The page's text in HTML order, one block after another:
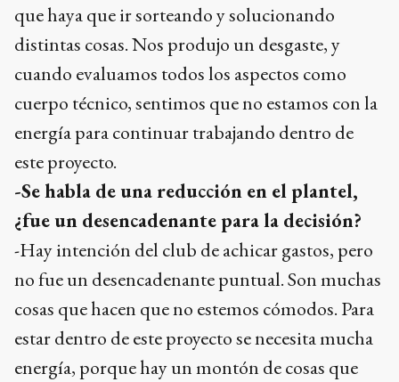
que haya que ir sorteando y solucionando
distintas cosas. Nos produjo un desgaste, y
cuando evaluamos todos los aspectos como
cuerpo técnico, sentimos que no estamos con la
energía para continuar trabajando dentro de
este proyecto.
-Se habla de una reducción en el plantel,
¿fue un desencadenante para la decisión?
-Hay intención del club de achicar gastos, pero
no fue un desencadenante puntual. Son muchas
cosas que hacen que no estemos cómodos. Para
estar dentro de este proyecto se necesita mucha
energía, porque hay un montón de cosas que